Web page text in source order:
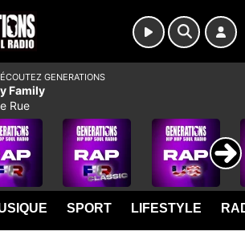
SPORT LIFESTYLE
GENERATIONS
Family
Rue